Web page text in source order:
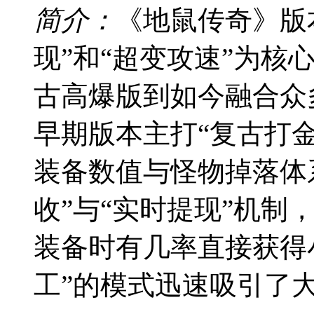
简介：
《地鼠传奇》
现”和“超变攻速”为核
古高爆版到如今融合
早期版本主打“复古打
装备数值与怪物掉落
收”与“实时提现”机制
装备时有几率直接获
工”的模式迅速吸引了